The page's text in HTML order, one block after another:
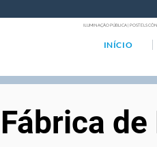
ILUMINAÇÃO PÚBLICA | POSTELS
INÍCIO
Fábrica